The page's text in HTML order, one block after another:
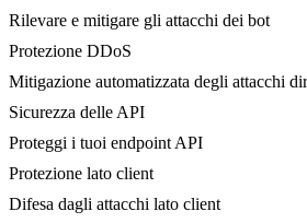
Rilevare e mitigare gli attacchi dei bot
Protezione DDoS
Mitigazione automatizzata degli attacchi
Sicurezza delle API
Proteggi i tuoi endpoint API
Protezione lato client
Difesa dagli attacchi lato client